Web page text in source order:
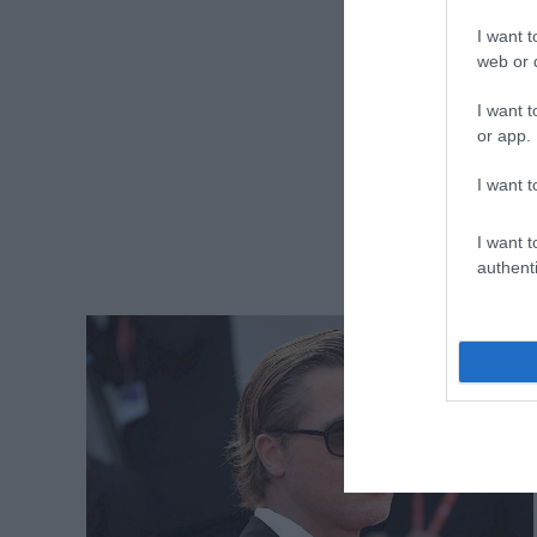
I want
web or
I want
or app.
I want
I want